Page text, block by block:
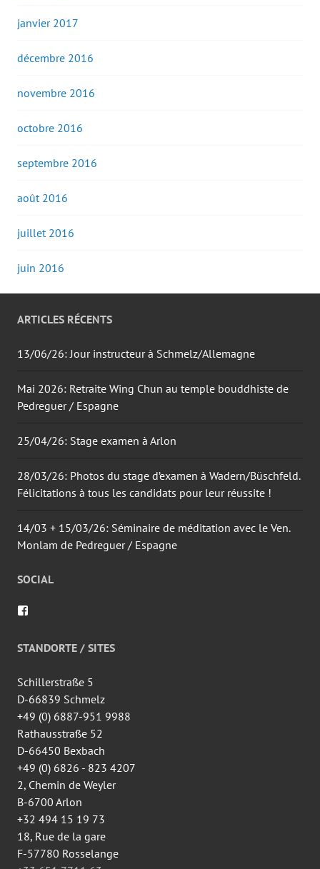
janvier 2017
décembre 2016
novembre 2016
octobre 2016
septembre 2016
août 2016
juillet 2016
juin 2016
ARTICLES RÉCENTS
13/06/26: Jour instructeur à Schmelz/Allemagne
Mai 2026: Retraite Wing Chun au temple bouddhiste de
Pedreguer / Espagne
25/04/26: Stage examen à Arlon
28/03/26: Photos du stage d’examen à Wadern/Büschfeld.
Félicitations à tous les candidats pour leur réussite !
14/03 + 15/03/26: Séminaire de méditation avec le Ven.
Monlam de Pedreguer / Espagne
SOCIAL
de
wingtsun.arlon
Facebook
STANDORTE / SITES
Schillerstraße 5
D-66839 Schmelz
+49 (0) 6887-951 9988
Rathausstraße 52
D-66450 Bexbach
+49 (0) 6826 - 823 4207
2, Chemin de Weyler
B-6700 Arlon
+32 494 15 19 73
18, Rue de la gare
F-57780 Rosselange